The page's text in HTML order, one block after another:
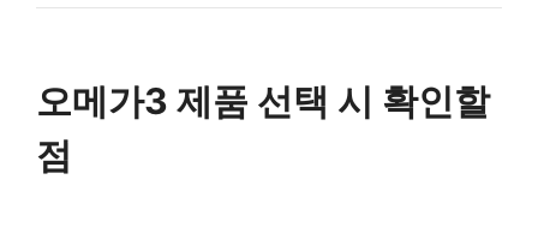
오메가3 제품 선택 시 확인할
점